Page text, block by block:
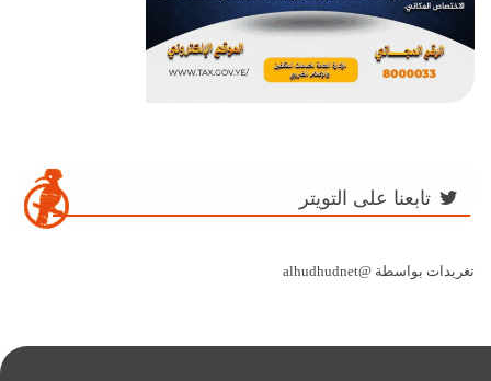
تابعنا على التويتر
تغريدات بواسطة @alhudhudnet